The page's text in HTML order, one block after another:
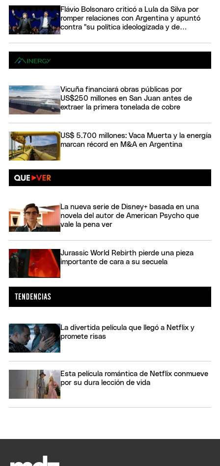
Flávio Bolsonaro criticó a Lula da Silva por
romper relaciones con Argentina y apuntó
contra "su política ideologizada y de
Vicuña financiará obras públicas por
US$250 millones en San Juan antes de
extraer la primera tonelada de cobre
US$ 5.700 millones: Vaca Muerta y la energía
marcan récord en M&A en Argentina
La nueva serie de Disney+ basada en una
novela del autor de American Psycho que
vale la pena ver
Jurassic World Rebirth pierde una pieza
importante de cara a su secuela
La divertida película que llegó a Netflix y
promete risas
Esta película romántica de Netflix conmueve
por su dura lección de vida